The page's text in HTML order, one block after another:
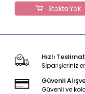
Stokta Yok
Hızlı Teslimat
Siparişleriniz
Güvenli
Güvenli ve